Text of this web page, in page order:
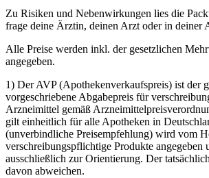
Zu Risiken und Nebenwirkungen lies die
frage deine Ärztin, deinen Arzt oder in deiner
Alle Preise werden inkl. der gesetzlichen
angegeben.
1) Der AVP (Apothekenverkaufspreis) ist der
vorgeschriebene Abgabepreis für
Arzneimittel gemäß
gilt einheitlich für alle Apotheken in
(unverbindliche Preisempfehlung) wird vom
verschreibungspflichtige Produkte angegeben
ausschließlich zur Orientierung. Der
davon abweichen.